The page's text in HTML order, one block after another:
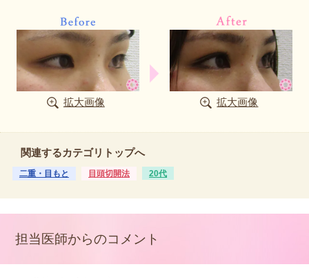
拡大画像 拡大画像
関連するカテゴリトップへ
二重・目もと 目頭切開法 20代
担当医師からのコメント